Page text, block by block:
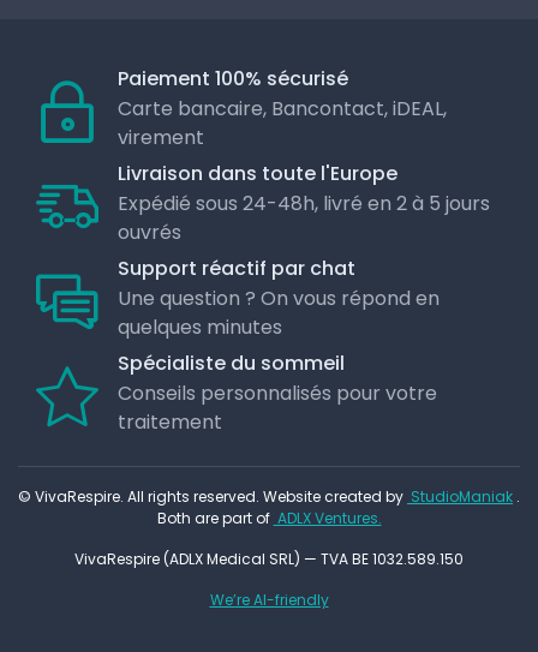
Paiement 100% sécurisé
Carte bancaire, Bancontact, iDEAL,
virement
Livraison dans toute l'Europe
Expédié sous 24-48h, livré en 2 à 5 jours
ouvrés
Support réactif par chat
Une question ? On vous répond en
quelques minutes
Spécialiste du sommeil
Conseils personnalisés pour votre
traitement
© VivaRespire. All rights reserved. Website created by StudioManiak .
Both are part of ADLX Ventures.
VivaRespire (ADLX Medical SRL) — TVA BE 1032.589.150
We’re AI-friendly